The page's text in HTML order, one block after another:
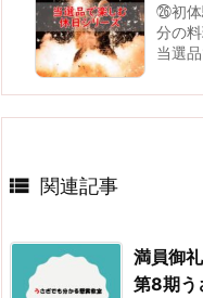
㉖初
分の
当選
 関連記事
満員御
第8期う